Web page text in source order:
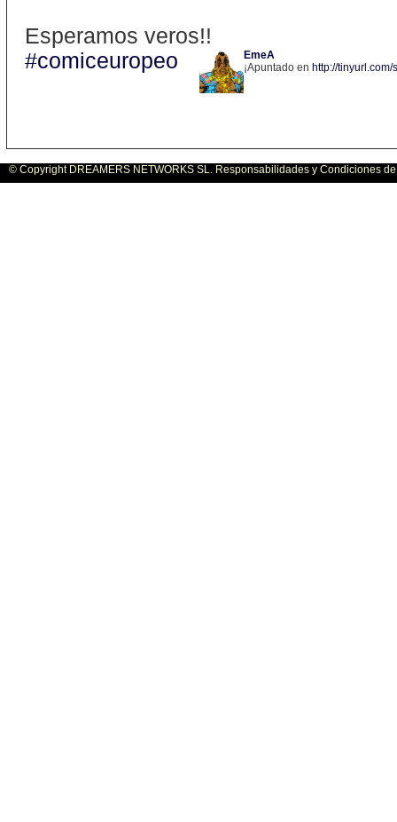
Esperamos veros!!
EmeA
¡Apuntado en http://tinyurl.com/
#comiceuropeo
© Copyright DREAMERS NETWORKS SL. Responsabilidades y Condiciones